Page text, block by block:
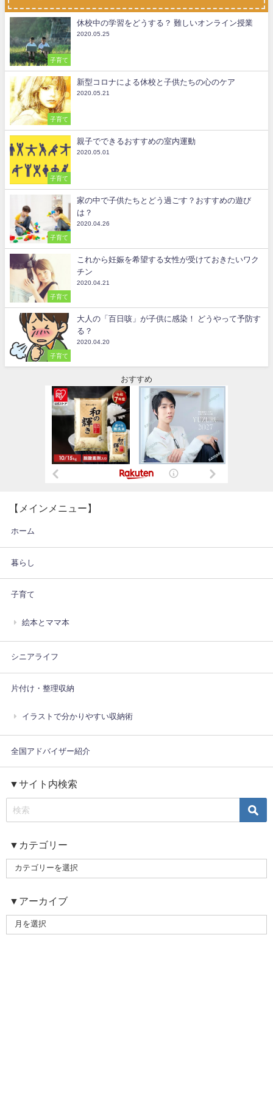
子育て
休校中の学習をどうする？ 難しいオンライン授業
2020.05.25
子育て
新型コロナによる休校と子供たちの心のケア
2020.05.21
子育て
親子でできるおすすめの室内運動
2020.05.01
子育て
家の中で子供たちとどう過ごす？おすすめの遊び
は？
2020.04.26
子育て
これから妊娠を希望する女性が受けておきたいワク
チン
2020.04.21
子育て
大人の「百日咳」が子供に感染！ どうやって予防す
る？
2020.04.20
おすすめ
【メインメニュー】
ホーム
暮らし
子育て
絵本とママ本
シニアライフ
片付け・整理収納
イラストで分かりやすい収納術
全国アドバイザー紹介
▼サイト内検索
▼カテゴリー
▼アーカイブ